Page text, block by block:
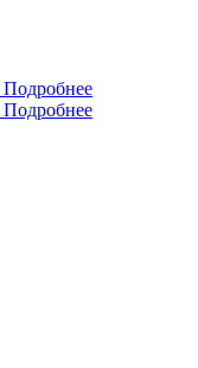
Подробнее
Подробнее